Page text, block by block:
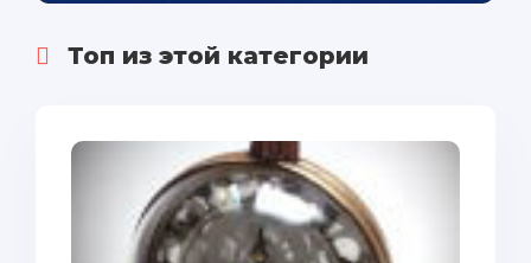
Топ из этой категории